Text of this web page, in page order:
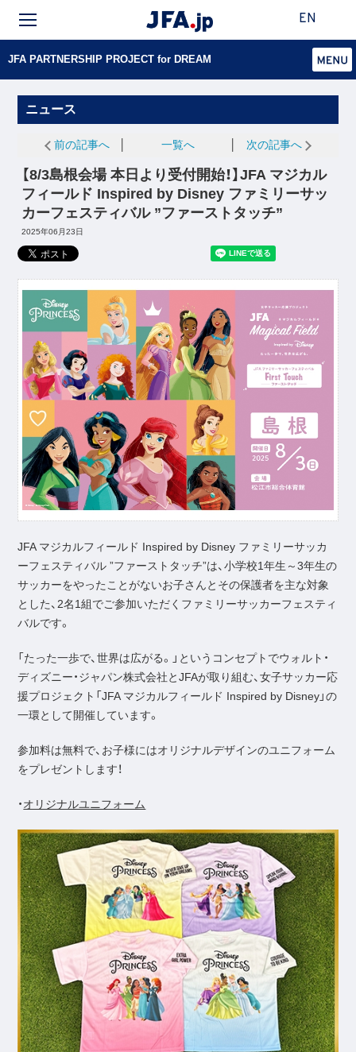
EN
JFA PARTNERSHIP PROJECT for DREAM
ニュース
前の記事へ 一覧へ 次の記事へ
【8/3島根会場 本日より受付開始！】JFA マジカル
フィールド Inspired by Disney ファミリーサッ
カーフェスティバル ”ファーストタッチ”
2025年06月23日
JFA マジカルフィールド Inspired by Disney ファミリーサッカ
ーフェスティバル ”ファーストタッチ”は、小学校1年生～3年生の
サッカーをやったことがないお子さんとその保護者を主な対象
とした、2名1組でご参加いただくファミリーサッカーフェスティ
バルです。
「たった一歩で、世界は広がる。」というコンセプトでウォルト・
ディズニー・ジャパン株式会社とJFAが取り組む、女子サッカー応
援プロジェクト「JFA マジカルフィールド Inspired by Disney」の
一環として開催しています。
参加料は無料で、お子様にはオリジナルデザインのユニフォーム
をプレゼントします！
・オリジナルユニフォーム